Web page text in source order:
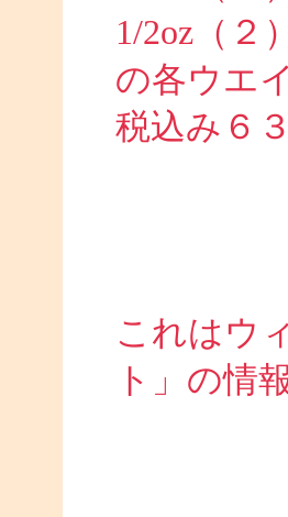
1/2oz（
の各ウエ
税込み６
これはウ
ト」の情